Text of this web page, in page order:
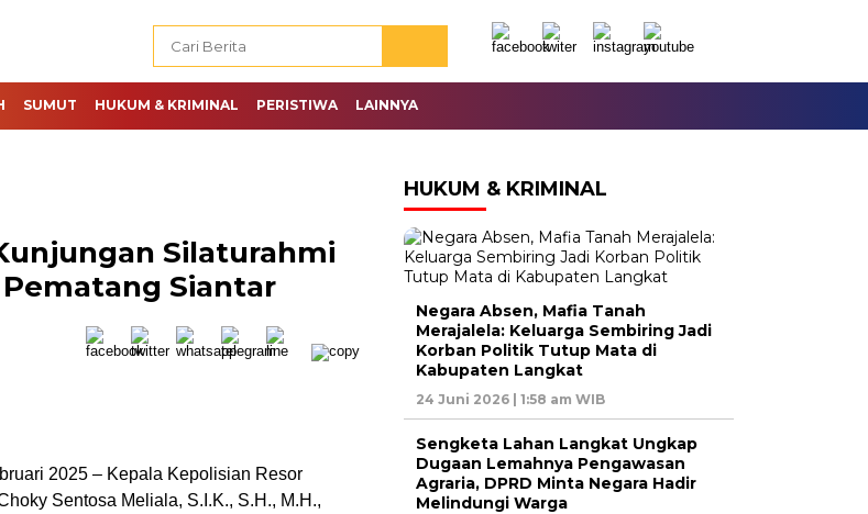
SUMUT HUKUM & KRIMINAL PERISTIWA LAINNYA
Silaturahmi
Siantar
2025 – Kepala Kepolisian Resor
Sentosa Meliala, S.I.K., S.H., M.H.,
HUKUM & KRIMINAL
Negara Absen, Mafia Tanah
Merajalela: Keluarga Sembiring Jadi
Korban Politik Tutup Mata di
Kabupaten Langkat
24 Juni 2026 | 1:58 am WIB
Sengketa Lahan Langkat Ungkap
Dugaan Lemahnya Pengawasan
Agraria, DPRD Minta Negara Hadir
Melindungi Warga